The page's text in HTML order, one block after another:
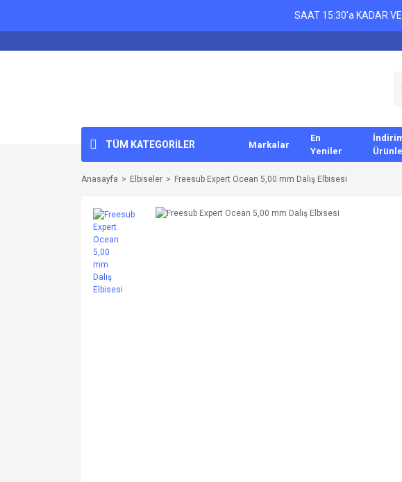
SAAT 15:30'a KADAR
TÜM KATEGORİLER Markalar
En
Yeniler
Anasayfa Elbiseler Freesub Expert Ocean 5,00 mm Dalış Elbisesi